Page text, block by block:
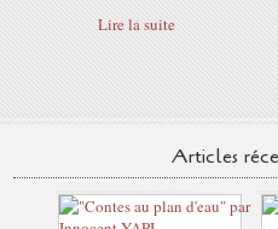
Lire la suite
Articles